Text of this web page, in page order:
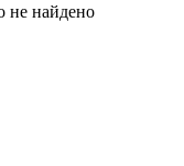
не найдено